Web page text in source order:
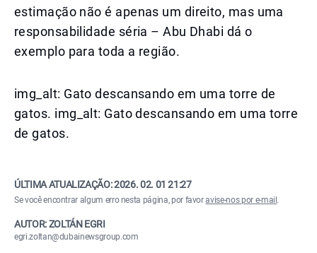
estimação não é apenas um direito, mas uma
responsabilidade séria – Abu Dhabi dá o
exemplo para toda a região.
img_alt: Gato descansando em uma torre de
gatos. img_alt: Gato descansando em uma torre
de gatos.
ÚLTIMA ATUALIZAÇÃO:2026. 02. 01 21:27
Se você encontrar algum erro nesta página, por favoravise-nos por e-mail .
AUTOR: ZOLTÁN EGRI
egri.zoltan@dubainewsgroup.com